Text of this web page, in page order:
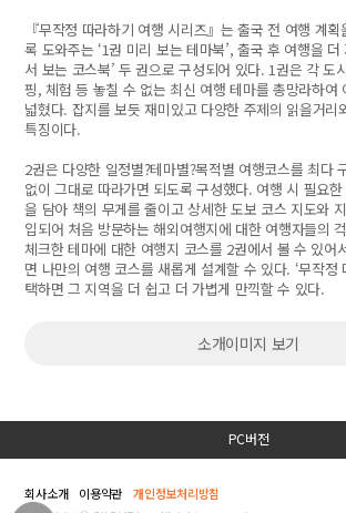
『무작정 따라하기 여행 시리즈』는 출국 전 여행 계
록 도와주는 ‘1권 미리 보는 테마북’, 출국 후 여행을
서 보는 코스북’ 두 권으로 구성되어 있다. 1권은 각 도
핑, 체험 등 놓칠 수 없는 최신 여행 테마를 총망라하여
넓혔다. 잡지를 보듯 재미있고 다양한 주제의 읽을거리
특징이다.
2권은 다양한 일정별?테마별?목적별 여행코스를 최다
없이 그대로 따라가면 되도록 구성했다. 여행 시 필요
을 담아 책의 무게를 줄이고 상세한 도보 코스 지도와
입되어 처음 방문하는 해외여행지에 대한 여행자들의
체크한 테마에 대한 여행지 코스를 2권에서 볼 수 있어
면 나만의 여행 코스를 새롭게 설계할 수 있다. ‘무작정
택하면 그 지역을 더 쉽고 더 가볍게 만끽할 수 있다.
소개이미지 보기
PC버전
회사소개 이용약관
개인정보처리방침